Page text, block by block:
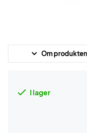
Om produkten
I lager